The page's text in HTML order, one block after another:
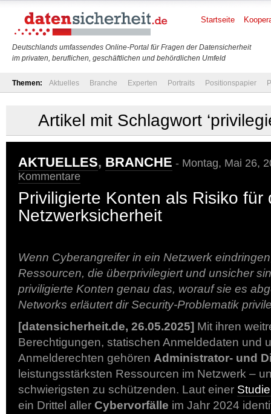
Deutschlands umfassendes Online-Portal für Fragen der Datensicherheit
im privaten, beruflichen, geschäftlichen und behördlichen Umfeld
Startseite
Themen: Aktuelles Branche Experten Portraits Positionspapier
Artikel mit Schlagwort
AKTUELLES, BRANCHE - Montag, Mai 26,
Kommentare
Priviligierte Konten als Risiko für
Netzwerksicherheit
Wenn Cyberangreifer in ein Netzwerk
Ressourcen, die überprivilegiert und unsicher
priviligierte Konten genau das, worauf sie es
Networks erläutert dir Security-Problematik
[datensicherheit.de, 26.05.2025] Mit ihren
Berechtigungen, statischen Anmeldedaten und
Anmelderechten gehören Administrator- und
leistungsstärksten Ressourcen im Netzwerk –
schwierigsten zu schützenden. Laut einer
ein Drittel aller Cybervorfälle im Jahr 2024